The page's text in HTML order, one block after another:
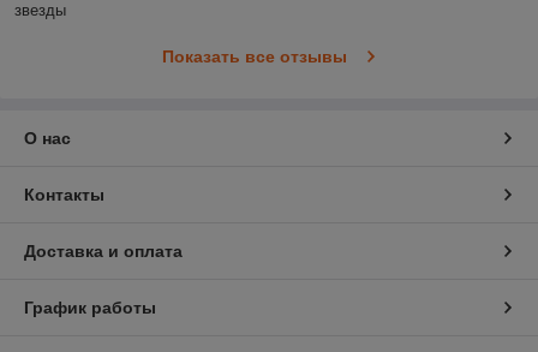
звезды
Показать все отзывы
О нас
Контакты
Доставка и оплата
График работы